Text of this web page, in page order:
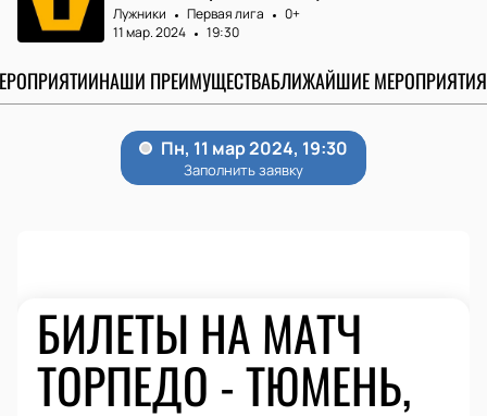
Лужники Первая лига
0+
11 мар. 2024
19:30
НАШИ ПРЕИМУЩЕСТВАБЛИЖАЙШИЕ МЕРОПРИЯТИЯ
БИЛЕТЫ НА МАТЧ
ТОРПЕДО - ТЮМЕНЬ,